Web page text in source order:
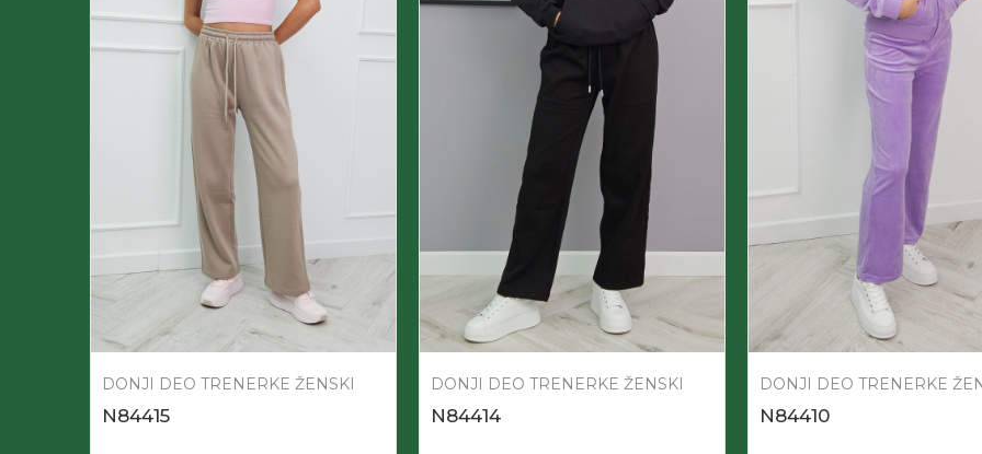
DONJI DEO TRENERKE ŽENSKI
N84415
DONJI DEO TRENERKE ŽENSKI
N84414
DONJI DEO TRENERKE
N84410